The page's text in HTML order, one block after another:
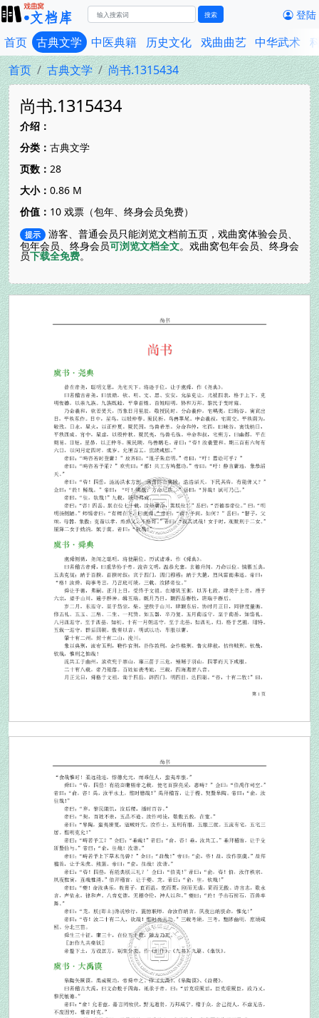
搜索 登陆
首页 古典文学 中医典籍 历史文化 戏曲曲艺 中华武术
首页
古典文学 尚书.1315434
尚书.1315434
介绍：
分类： 古典文学
页数： 28
大小： 0.86 M
价值： 10 戏票（包年、终身会员免费）
提示 游客、普通会员只能浏览文档前五页，戏曲窝体验会员、
包年会员、终身会员可浏览文档全文。戏曲窝包年会员、终身会
员下载全免费。